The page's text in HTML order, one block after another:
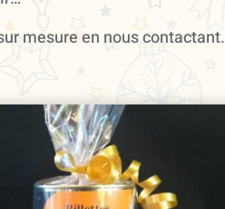
mesure en nous contactant.